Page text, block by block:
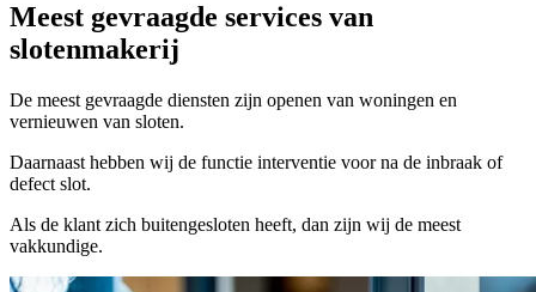
Meest gevraagde services van
slotenmakerij
De meest gevraagde diensten zijn openen van woningen en
vernieuwen van sloten.
Daarnaast hebben wij de functie interventie voor na de inbraak of
defect slot.
Als de klant zich buitengesloten heeft, dan zijn wij de meest
vakkundige.